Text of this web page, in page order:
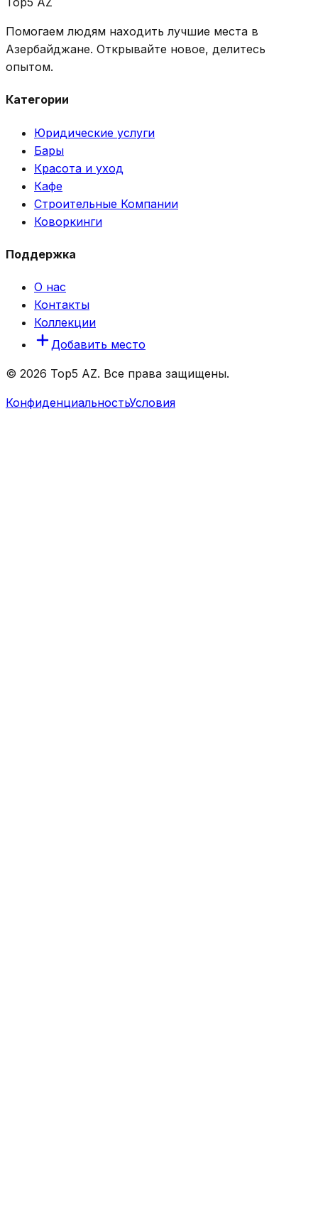
Помогаем людям находить лучшие места в
Азербайджане. Открывайте новое, делитесь
опытом.
Категории
Юридические услуги
Бары
Красота и уход
Кафе
Строительные Компании
Коворкинги
Поддержка
О нас
Контакты
Коллекции
Добавить место
© 2026 Top5 AZ. Все права защищены.
КонфиденциальностьУсловия